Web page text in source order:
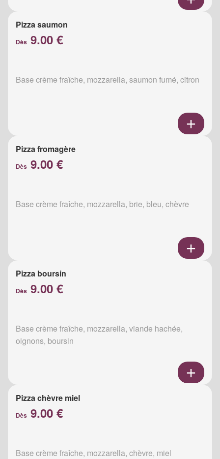
Pizza saumon
Dès 9.00 €
Base crème fraîche, mozzarella, saumon fumé, citron
Pizza fromagère
Dès 9.00 €
Base crème fraîche, mozzarella, brie, bleu, chèvre
Pizza boursin
Dès 9.00 €
Base crème fraîche, mozzarella, viande hachée,
oignons, boursin
Pizza chèvre miel
Dès 9.00 €
Base crème fraîche, mozzarella, chèvre, miel